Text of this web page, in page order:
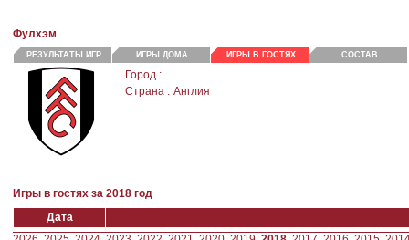
Фулхэм
РЕЗУЛЬТАТЫ ИГР ИГРЫ ДОМА ИГРЫ В ГОСТЯХ СОСТАВ
Город :
Страна : Англия
Игры в гостях за 2018 год
Дата